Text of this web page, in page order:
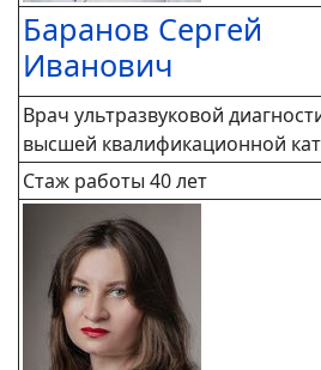
Баранов Сергей
Иванович
Врач ультразвуковой
высшей квалификационной
Стаж работы 40 лет